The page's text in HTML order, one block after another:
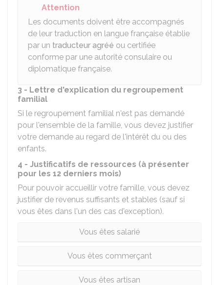
Attention
Les documents doivent être accompagnés
de leur traduction en langue française établie
par un traducteur agréé ou certifiée
conforme par une autorité consulaire ou
diplomatique française.
3 - Lettre d'explication du regroupement
familial
Si le regroupement familial n'est pas demandé
pour l'ensemble de la famille, vous devez justifier
votre demande au regard de l'intérêt du ou des
enfants.
4 - Justificatifs de ressources (à présenter
pour les 12 derniers mois)
Pour pouvoir accueillir votre famille, vous devez
justifier de revenus suffisants et stables (sauf si
vous êtes dans l'un des cas d'exception).
Vous êtes salarié
Vous êtes commerçant
Vous êtes artisan